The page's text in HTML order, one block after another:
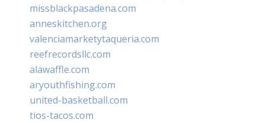
missblackpasadena.com
anneskitchen.org
valenciamarketytaqueria.com
reefrecordsllc.com
alawaffle.com
aryouthfishing.com
united-basketball.com
tios-tacos.com